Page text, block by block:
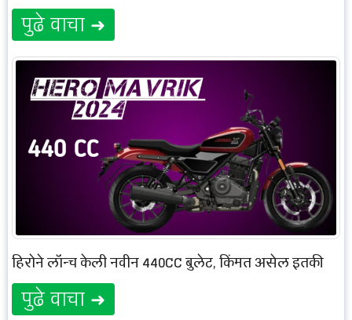
पुढे वाचा ➜
हिरोने लॉन्च केली नवीन 440CC बुलेट, किंमत असेल इतकी
पुढे वाचा ➜